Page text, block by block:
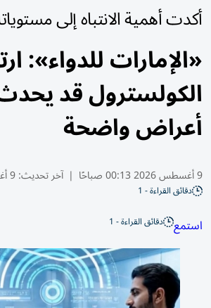
أكدت أهمية الانتباه إلى
«الإمارات للدواء»:
الكولسترول قد
أعراض واضحة
9 أغسطس 2026 00:13 صباحًا | آخر تحديث:9 أغسطس 00:15 2026
دقائق القراءة - 1
استمع دقائق القراءة - 1